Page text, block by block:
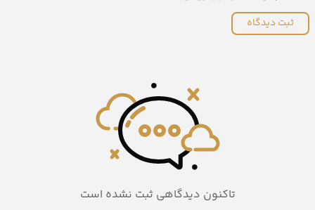
ثبت دیدگاه
تاکنون دیدگاهی ثبت نشده است